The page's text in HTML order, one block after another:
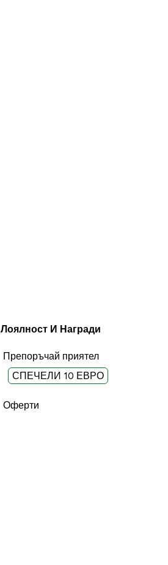
Лоялност И Награди
Препоръчай приятел
СПЕЧЕЛИ 10 ЕВРО
Оферти